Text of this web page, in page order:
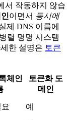
서 작동하지 않습
이면서 동시에
제 DNS 이름에
렬 명명 시스템
한 설명은 토큰
체인
토큰화 도
메인
예